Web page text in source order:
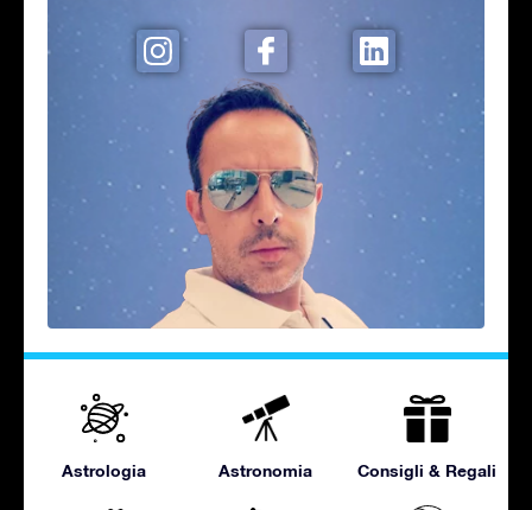
Astrologia Astronomia Consigli & Regali